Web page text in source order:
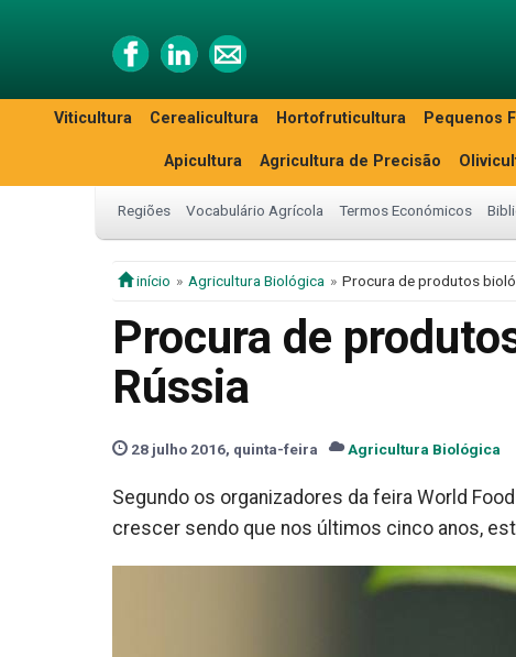
Viticultura Cerealicultura Hortofruticultura Pequenos
Apicultura Agricultura de Precisão
Regiões Vocabulário Agrícola Termos Económicos
início Agricultura Biológica Procura de produtos
Procura de
Rússia
28 julho 2016, quinta-feira Agricultura Biológica
Segundo os organizadores da feira World
crescer sendo que nos últimos cinco anos,